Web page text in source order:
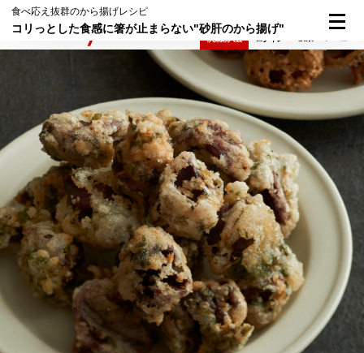
食べ応え抜群のから揚げレシピ
コリっとした食感に箸が止まらない"砂肝のから揚げ"